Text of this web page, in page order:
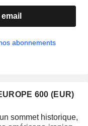
abonnements
600 (EUR)
sommet historique,